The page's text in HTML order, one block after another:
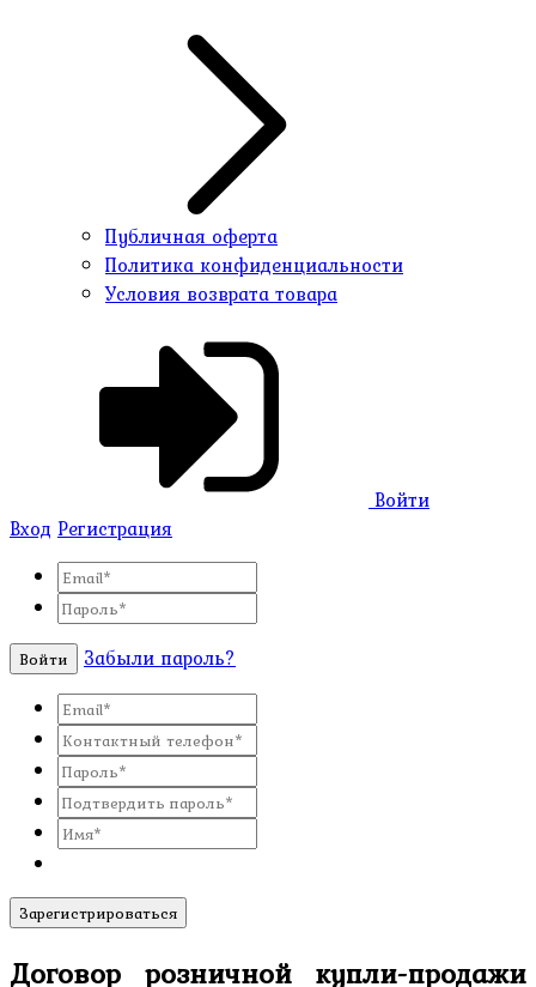
Публичная оферта
Политика конфиденциальности
Условия возврата товара
Войти
Вход Регистрация
Войти Забыли пароль?
Зарегистрироваться
Договор розничной купли-продажи